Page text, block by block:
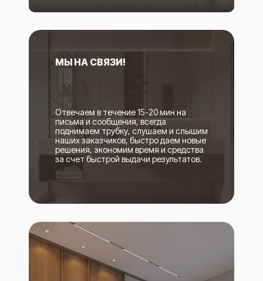
Отвечаем в течение 15-20 мин на
письма и сообщения, всегда
поднимаем трубку, слушаем и слышим
наших заказчиков, быстро даем новые
решения, экономим время и средства
за счет быстрой выдачи результатов.
МЫ НА СВЯЗИ!